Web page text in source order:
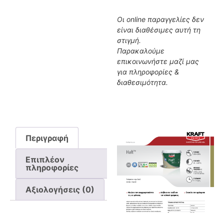
Οι online παραγγελίες δεν
είναι διαθέσιμες αυτή τη
στιγμή.
Παρακαλούμε
επικοινωνήστε μαζί μας
για πληροφορίες &
διαθεσιμότητα.
Περιγραφή
Επιπλέον
πληροφορίες
Αξιολογήσεις (0)